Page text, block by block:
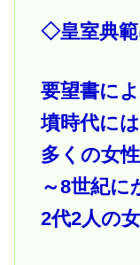
◇皇室典範
要望書に
墳時代に
多くの女
～8世紀に
2代2人の